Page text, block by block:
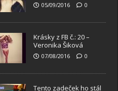
05/09/2016 0
Krásky z FB č.: 20 –
Veronika Šiková
07/08/2016 0
Tento zadeček ho stál